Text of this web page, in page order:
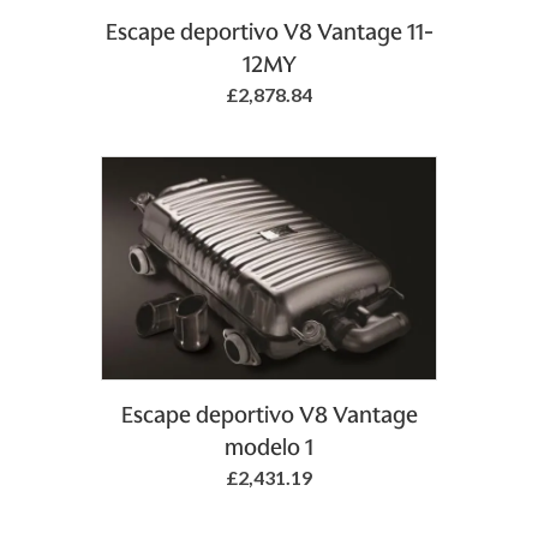
Add to Basket
Escape deportivo V8 Vantage 11-
12MY
£2,878.84
Add to Basket
Escape deportivo V8 Vantage
modelo 1
£2,431.19